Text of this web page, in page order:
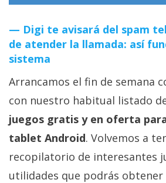
Digi te avisará del spam
de atender la llamada: así
sistema
Arrancamos el fin de semana
con nuestro habitual listado
juegos gratis y en oferta
tablet Android. Volvemos a
recopilatorio de interesantes
utilidades que podrás obtener